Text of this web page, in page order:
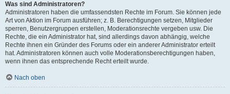
Was sind Administratoren?
Administratoren haben die umfassendsten Rechte im Forum. Sie können jede
Art von Aktion im Forum ausführen; z. B. Berechtigungen setzen, Mitglieder
sperren, Benutzergruppen erstellen, Moderationsrechte vergeben usw. Die
Rechte, die ein Administrator hat, sind allerdings davon abhängig, welche
Rechte ihnen ein Gründer des Forums oder ein anderer Administrator erteilt
hat. Administratoren können auch volle Moderationsberechtigungen haben,
wenn ihnen das entsprechende Recht erteilt wurde.
Nach oben